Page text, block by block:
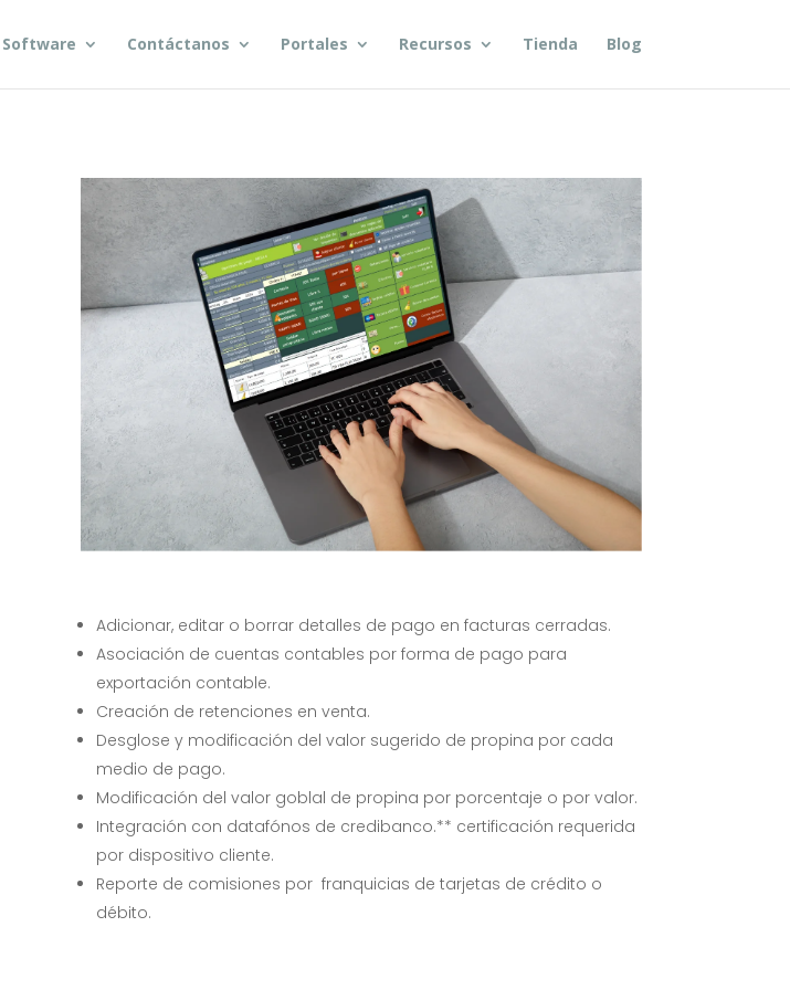
Software Contáctanos Portales Recursos Tienda Blog
Adicionar, editar o borrar detalles de pago en facturas cerradas.
Asociación de cuentas contables por forma de pago para
exportación contable.
Creación de retenciones en venta.
Desglose y modificación del valor sugerido de propina por cada
medio de pago.
Modificación del valor goblal de propina por porcentaje o por valor.
Integración con datafónos de credibanco.** certificación requerida
por dispositivo cliente.
Reporte de comisiones por franquicias de tarjetas de crédito o
débito.